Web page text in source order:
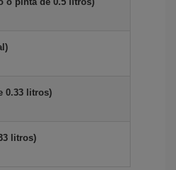
0.33 litros)
litros)